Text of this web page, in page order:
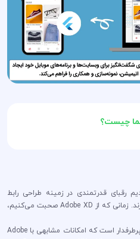
چیست؟
رقبای قدرتمندی در زمینه طراحی رابط
کاربری و تجربه کاربری (UI/UX) وجود دارند. زمانی که از Adobe XD صحبت می‌کنیم،
1. Figma: Figma نرم افزاری قدرتمند و پرطرفدار است که امکانات مشابهی با Adobe